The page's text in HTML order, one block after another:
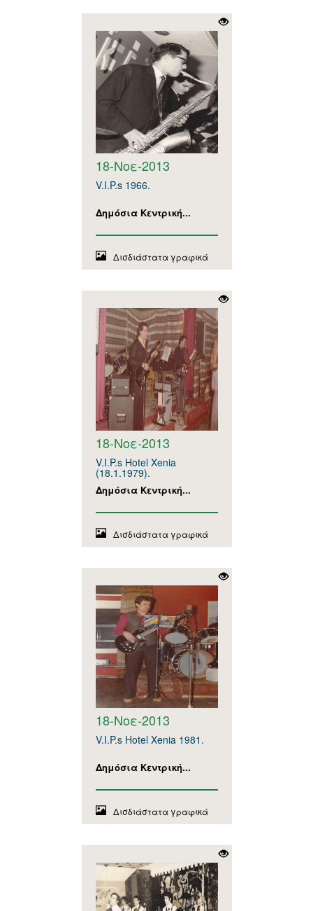
18-Νοε-2013
V.I.P.s 1966.
Δημόσια Κεντρική...
Δισδιάστατα γραφικά
18-Νοε-2013
V.I.P.s Hotel Xenia
(18.1.1979).
Δημόσια Κεντρική...
Δισδιάστατα γραφικά
18-Νοε-2013
V.I.P.s Hotel Xenia 1981.
Δημόσια Κεντρική...
Δισδιάστατα γραφικά